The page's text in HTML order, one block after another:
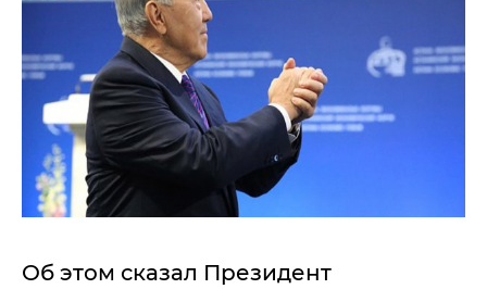
Об этом сказал Президент